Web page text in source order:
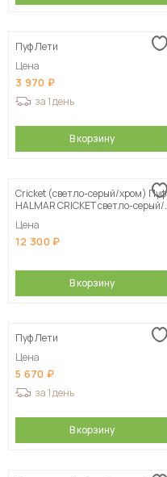
Пуф Лети
Цена
3 970
за 1 день
В корзину
Cricket (светло-серый/хром) Пуф
HALMAR CRICKET светло-серый/
Цена
12 300
В корзину
Пуф Лети
Цена
5 670
за 1 день
В корзину